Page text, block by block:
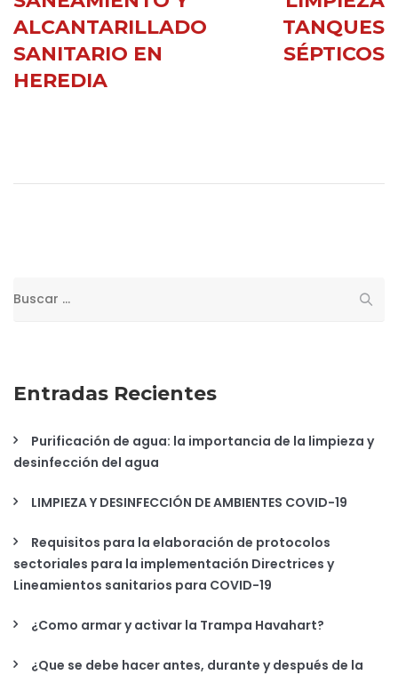
ALCANTARILLADO
SANITARIO EN
HEREDIA
TANQUES
SÉPTICOS
Entradas Recientes
Purificación de agua: la importancia de la limpieza y
desinfección del agua
LIMPIEZA Y DESINFECCIÓN DE AMBIENTES COVID-19
Requisitos para la elaboración de protocolos
sectoriales para la implementación Directrices y
Lineamientos sanitarios para COVID-19
¿Como armar y activar la Trampa Havahart?
¿Que se debe hacer antes, durante y después de la